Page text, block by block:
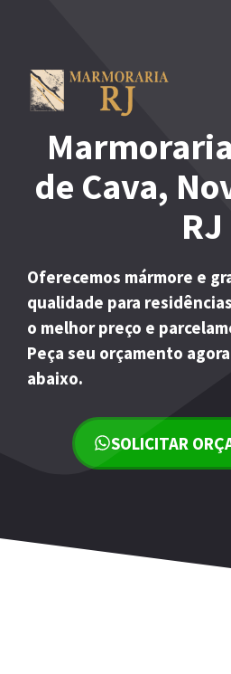
conteúdo
de Cava,
RJ
Oferecemos mármore e
qualidade para
o melhor preço e
Peça seu orçamento
abaixo.
SOLICITAR